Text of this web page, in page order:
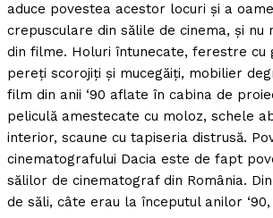
aduce povestea acestor locuri şi a
crepusculare din sălile de cinema, şi nu
din filme. Holuri întunecate, ferestre cu
pereţi scorojiţi şi mucegăiţi, mobilier
film din anii ‘90 aflate în cabina de
peliculă amestecate cu moloz, schele
interior, scaune cu tapiseria distrusă.
cinematografului Dacia este de fapt
sălilor de cinematograf din România.
de săli, câte erau la începutul anilor ‘90,